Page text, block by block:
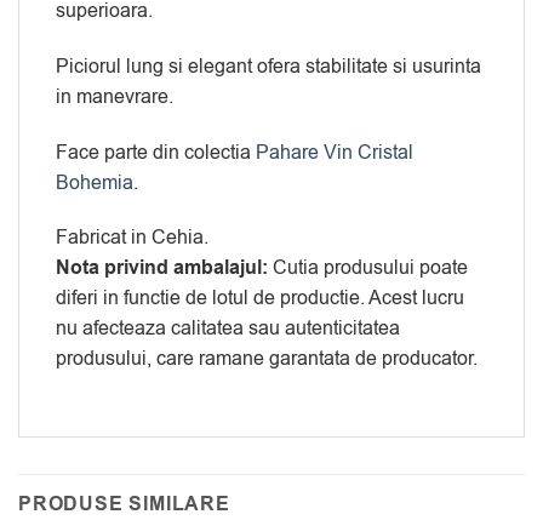
superioara.
Piciorul lung si elegant ofera stabilitate si usurinta
in manevrare.
Face parte din colectia Pahare Vin Cristal
Bohemia.
Fabricat in Cehia.
Nota privind ambalajul: Cutia produsului poate
diferi in functie de lotul de productie. Acest lucru
nu afecteaza calitatea sau autenticitatea
produsului, care ramane garantata de producator.
PRODUSE SIMILARE